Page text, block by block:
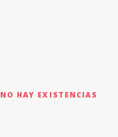
NO HAY EXISTENCIAS